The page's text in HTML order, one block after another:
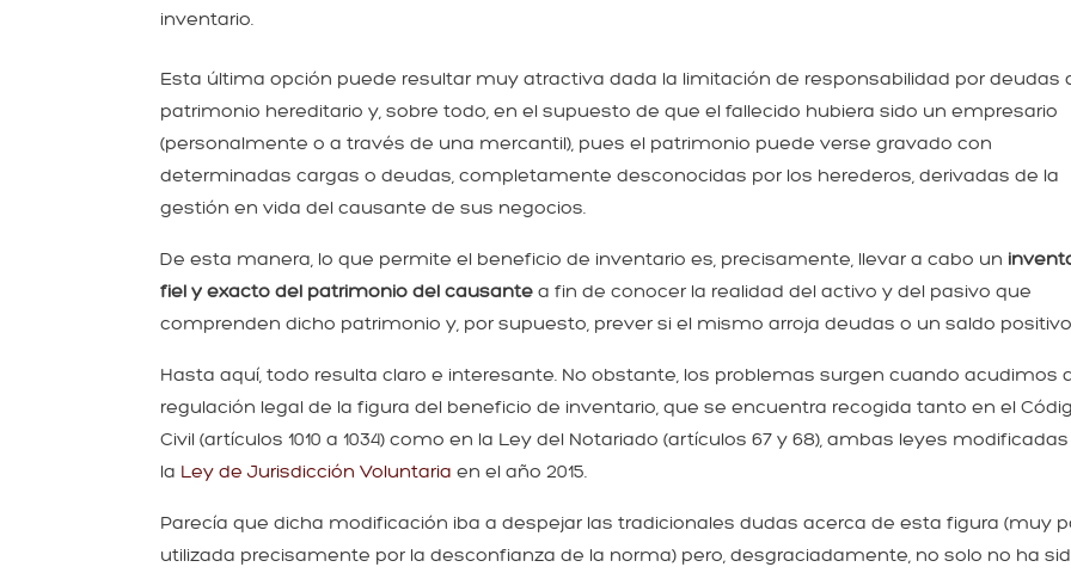
inventario.
Esta última opción puede resultar muy atractiva dada la limitación de responsabilidad por deudas
patrimonio hereditario y, sobre todo, en el supuesto de que el fallecido hubiera sido un empresario
(personalmente o a través de una mercantil), pues el patrimonio puede verse gravado con
determinadas cargas o deudas, completamente desconocidas por los herederos, derivadas de la
gestión en vida del causante de sus negocios.
De esta manera, lo que permite el beneficio de inventario es, precisamente, llevar a cabo un
fiel y exacto del patrimonio del causante a fin de conocer la realidad del activo y del pasivo que
comprenden dicho patrimonio y, por supuesto, prever si el mismo arroja deudas o un saldo
Hasta aquí, todo resulta claro e interesante. No obstante, los problemas surgen cuando acudimos
regulación legal de la figura del beneficio de inventario, que se encuentra recogida tanto en el
Civil (artículos 1010 a 1034) como en la Ley del Notariado (artículos 67 y 68), ambas leyes
la Ley de Jurisdicción Voluntaria en el año 2015.
Parecía que dicha modificación iba a despejar las tradicionales dudas acerca de esta figura (muy
utilizada precisamente por la desconfianza de la norma) pero, desgraciadamente, no solo no ha